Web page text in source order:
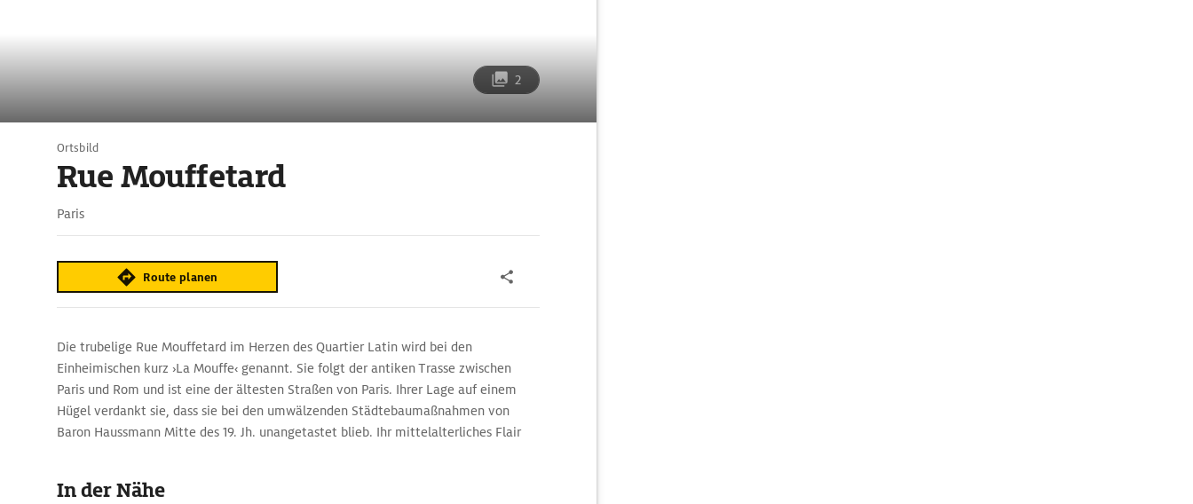
2
Ortsbild
Rue Mouffetard
Paris
Route planen
Die trubelige Rue Mouffetard im Herzen des Quartier Latin wird bei den
Einheimischen kurz ›La Mouffe‹ genannt. Sie folgt der antiken Trasse zwischen
Paris und Rom und ist eine der ältesten Straßen von Paris. Ihrer Lage auf einem
Hügel verdankt sie, dass sie bei den umwälzenden Städtebaumaßnahmen von
Baron Haussmann Mitte des 19. Jh. unangetastet blieb. Ihr mittelalterliches Flair
In der Nähe